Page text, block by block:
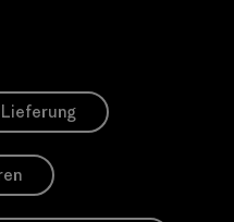
Lieferung